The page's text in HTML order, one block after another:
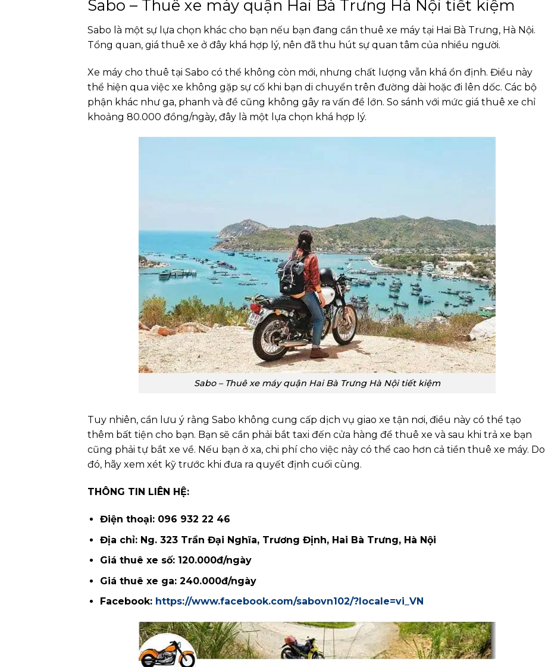
Sabo – Thuê xe máy quận Hai Bà Trưng Hà Nội tiết kiệm
Sabo là một sự lựa chọn khác cho bạn nếu bạn đang cần thuê xe máy tại Hai Bà Trưng, Hà Nội.
Tổng quan, giá thuê xe ở đây khá hợp lý, nên đã thu hút sự quan tâm của nhiều người.
Xe máy cho thuê tại Sabo có thể không còn mới, nhưng chất lượng vẫn khá ổn định. Điều này
thể hiện qua việc xe không gặp sự cố khi bạn di chuyển trên đường dài hoặc đi lên dốc. Các bộ
phận khác như ga, phanh và đề cũng không gây ra vấn đề lớn. So sánh với mức giá thuê xe chỉ
khoảng 80.000 đồng/ngày, đây là một lựa chọn khá hợp lý.
Sabo – Thuê xe máy quận Hai Bà Trưng Hà Nội tiết kiệm
Tuy nhiên, cần lưu ý rằng Sabo không cung cấp dịch vụ giao xe tận nơi, điều này có thể tạo
thêm bất tiện cho bạn. Bạn sẽ cần phải bắt taxi đến cửa hàng để thuê xe và sau khi trả xe bạn
cũng phải tự bắt xe về. Nếu bạn ở xa, chi phí cho việc này có thể cao hơn cả tiền thuê xe máy. Do
đó, hãy xem xét kỹ trước khi đưa ra quyết định cuối cùng.
THÔNG TIN LIÊN HỆ:
Điện thoại: 096 932 22 46
Địa chỉ: Ng. 323 Trần Đại Nghĩa, Trương Định, Hai Bà Trưng, Hà Nội
Giá thuê xe số: 120.000đ/ngày
Giá thuê xe ga: 240.000đ/ngày
Facebook: https://www.facebook.com/sabovn102/?locale=vi_VN